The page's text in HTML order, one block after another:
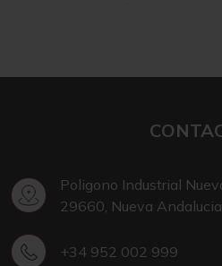
Poligono Industrial
29660, Nueva
+34 952 002 999